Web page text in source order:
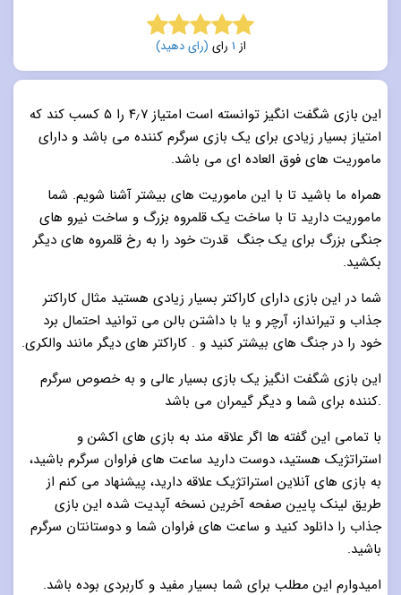
5.0 از 5 از 1 رای (رای دهید)
این بازی شگفت انگیز توانسته است امتیاز ۴٫۷ را ۵ کسب کند که
امتیاز بسیار زیادی برای یک بازی سرگرم کننده می باشد و دارای
ماموریت های فوق العاده ای می باشد.
همراه ما باشید تا با این ماموریت های بیشتر آشنا شویم. شما
ماموریت دارید تا با ساخت یک قلمروه بزرگ و ساخت نیرو های
جنگی بزرگ برای یک جنگ قدرت خود را به رخ قلمروه های دیگر
بکشید.
شما در این بازی دارای کاراکتر بسیار زیادی هستید مثال کاراکتر
جذاب و تیرانداز، آرچر و یا با داشتن بالن می توانید احتمال برد
خود را در جنگ های بیشتر کنید و . کاراکتر های دیگر مانند والکری.
این بازی شگفت انگیز یک بازی بسیار عالی و به خصوص سرگرم
کننده برای شما و دیگر گیمران می باشد.
با تمامی این گفته ها اگر علاقه مند به بازی های اکشن و
استراتژیک هستید، دوست دارید ساعت های فراوان سرگرم باشید،
به بازی های آنلاین استراتژیک علاقه دارید، پیشنهاد می کنم از
طریق لینک پایین صفحه آخرین نسخه آپدیت شده این بازی
جذاب را دانلود کنید و ساعت های فراوان شما و دوستانتان سرگرم
باشید.
امیدوارم این مطلب برای شما بسیار مفید و کاربردی بوده باشد.